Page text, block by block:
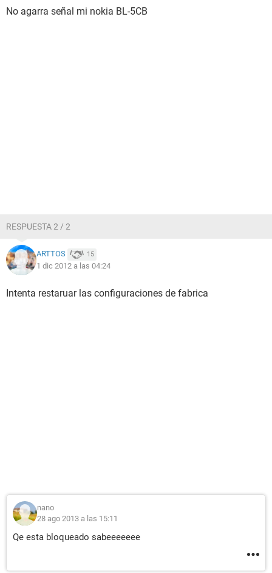
No agarra señal mi nokia BL-5CB
RESPUESTA 2 / 2
ARTTOS 15
1 dic 2012 a las 04:24
Intenta restaruar las configuraciones de fabrica
nano
28 ago 2013 a las 15:11
Qe esta bloqueado sabeeeeeee